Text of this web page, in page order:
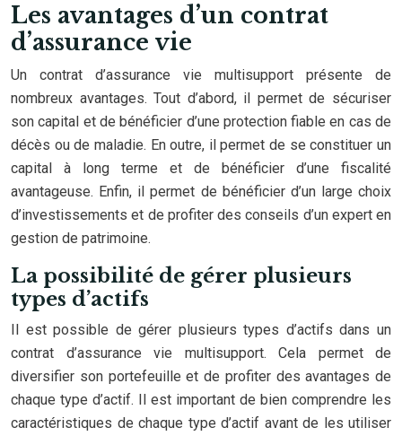
Les avantages d’un contrat
d’assurance vie
Un contrat d’assurance vie multisupport présente de
nombreux avantages. Tout d’abord, il permet de sécuriser
son capital et de bénéficier d’une protection fiable en cas de
décès ou de maladie. En outre, il permet de se constituer un
capital à long terme et de bénéficier d’une fiscalité
avantageuse. Enfin, il permet de bénéficier d’un large choix
d’investissements et de profiter des conseils d’un expert en
gestion de patrimoine.
La possibilité de gérer plusieurs
types d’actifs
Il est possible de gérer plusieurs types d’actifs dans un
contrat d’assurance vie multisupport. Cela permet de
diversifier son portefeuille et de profiter des avantages de
chaque type d’actif. Il est important de bien comprendre les
caractéristiques de chaque type d’actif avant de les utiliser